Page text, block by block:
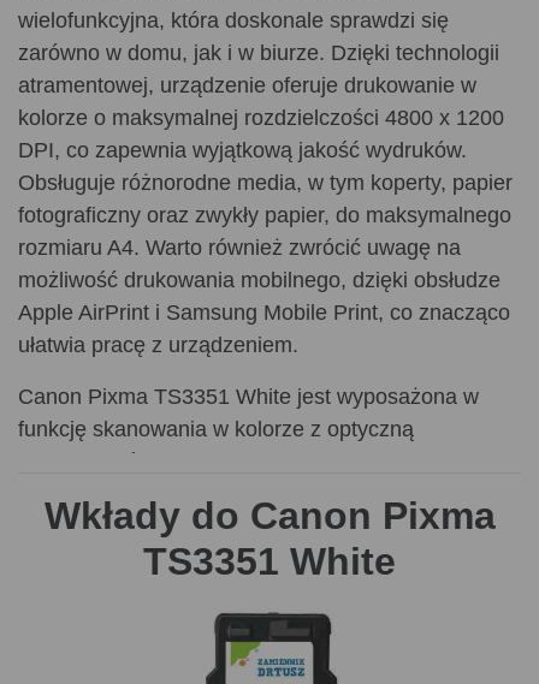
wielofunkcyjna, która doskonale sprawdzi się
zarówno w domu, jak i w biurze. Dzięki technologii
atramentowej, urządzenie oferuje drukowanie w
kolorze o maksymalnej rozdzielczości 4800 x 1200
DPI, co zapewnia wyjątkową jakość wydruków.
Obsługuje różnorodne media, w tym koperty, papier
fotograficzny oraz zwykły papier, do maksymalnego
rozmiaru A4. Warto również zwrócić uwagę na
możliwość drukowania mobilnego, dzięki obsłudze
Apple AirPrint i Samsung Mobile Print, co znacząco
ułatwia pracę z urządzeniem.
Canon Pixma TS3351 White jest wyposażona w
funkcję skanowania w kolorze z optyczną
Drukarka posiada płaski skaner, który umożliwia
łatwe skanowanie różnych materiałów. Kopiowanie
warto zaznaczyć, że nie obsługuje ono
automatycznego druku i kopiowania dwustronnego
Wkłady do Canon Pixma
TS3351 White